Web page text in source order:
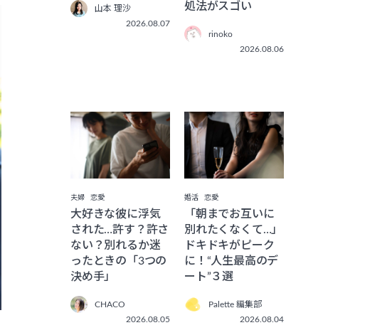
山本 理沙
2026.08.07
処法がスゴい
rinoko
2026.08.06
夫婦 恋愛
大好きな彼に浮気
された…許す？許さ
ない？別れるか迷
ったときの「3つの
決め手」
CHACO
2026.08.05
婚活 恋愛
「朝までお互いに
別れたくなくて…」
ドキドキがピーク
に！“人生最高のデ
ート”３選
Palette 編集部
2026.08.04